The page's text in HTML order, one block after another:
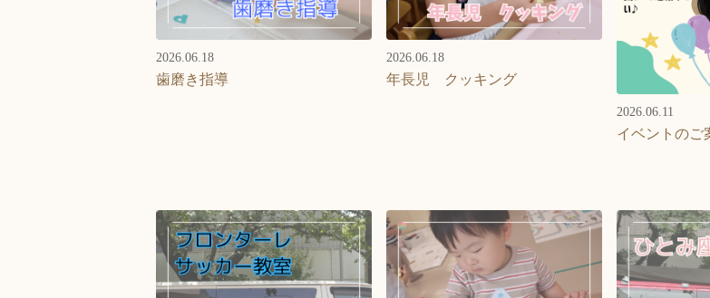
2026.06.18
歯磨き指導
2026.06.18
年長児 クッキング
2026.06.11
イベントのご